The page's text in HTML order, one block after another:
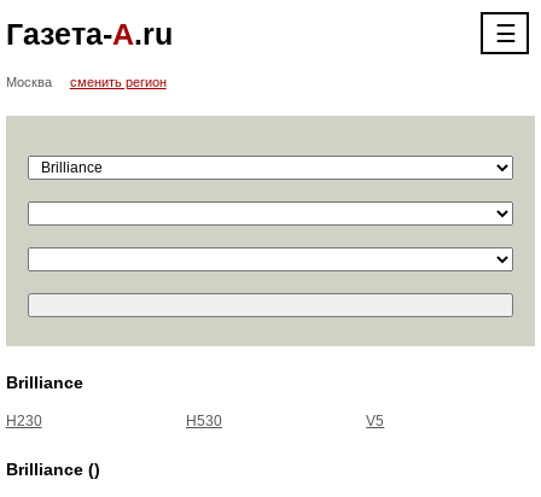
Газета-А.ru ☰
Москва сменить регион
Brilliance
H230 H530 V5
Brilliance ()